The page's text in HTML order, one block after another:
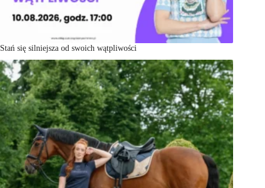
Stań się silniejsza od swoich wątpliwości